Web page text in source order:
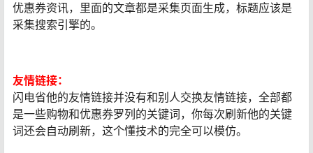
优惠券资讯，里面的文章都是采集页面生成，标题应该是
采集搜索引擎的。
友情链接：
闪电省他的友情链接并没有和别人交换友情链接，全部都
是一些购物和优惠券罗列的关键词，你每次刷新他的关键
词还会自动刷新，这个懂技术的完全可以模仿。